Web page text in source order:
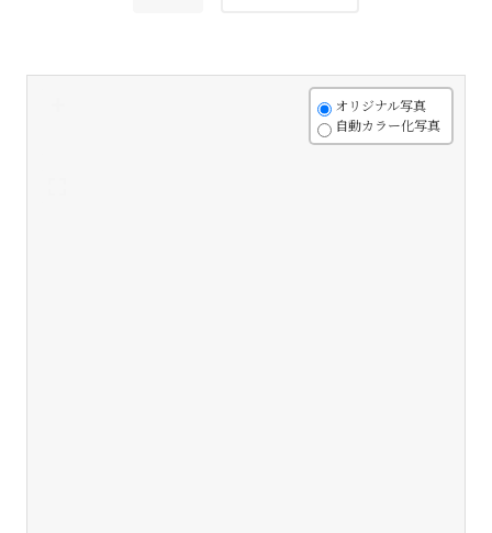
オリジナル写真
自動カラー化写真